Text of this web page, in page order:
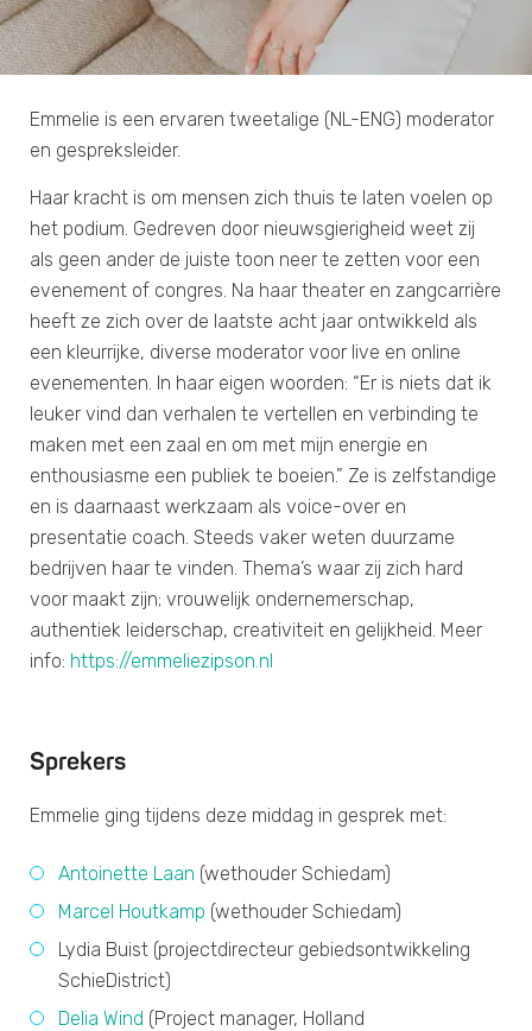
Emmelie is een ervaren tweetalige (NL-ENG) moderator
en gespreksleider.
Haar kracht is om mensen zich thuis te laten voelen op
het podium. Gedreven door nieuwsgierigheid weet zij
als geen ander de juiste toon neer te zetten voor een
evenement of congres. Na haar theater en zangcarrière
heeft ze zich over de laatste acht jaar ontwikkeld als
een kleurrijke, diverse moderator voor live en online
evenementen. In haar eigen woorden: “Er is niets dat ik
leuker vind dan verhalen te vertellen en verbinding te
maken met een zaal en om met mijn energie en
enthousiasme een publiek te boeien.” Ze is zelfstandige
en is daarnaast werkzaam als voice-over en
presentatie coach. Steeds vaker weten duurzame
bedrijven haar te vinden. Thema’s waar zij zich hard
voor maakt zijn; vrouwelijk ondernemerschap,
authentiek leiderschap, creativiteit en gelijkheid. Meer
info: https://emmeliezipson.nl
Sprekers
Emmelie ging tijdens deze middag in gesprek met:
Antoinette Laan (wethouder Schiedam)
Marcel Houtkamp (wethouder Schiedam)
Lydia Buist (projectdirecteur gebiedsontwikkeling
SchieDistrict)
Delia Wind (Project manager, Holland